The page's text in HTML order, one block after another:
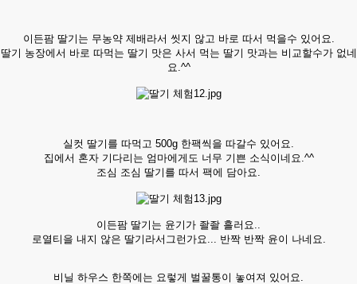
이든팜 딸기는 무농약 제배라서 씻지 않고 바로 따서 먹을수 있어요.
딸기 농장에서 바로 따먹는 딸기 맛은 사서 먹는 딸기 맛과는 비교할수가 없네
요.^^
실컷 딸기를 따먹고 500g 한팩씩을 따갈수 있어요.
집에서 혼자 기다리는 엄마에게도 너무 기쁜 소식이네요.^^
조심 조심 딸기를 따서 팩에 담아요.
이든팜 딸기는 윤기가 좔좔 흘러요..
로열티을 내지 않은 딸기라서그런가요... 반짝 반짝 윤이 나네요.
비닐 하우스 한쪽에는 요렇게 벌꿀통이 놓여져 있어요.